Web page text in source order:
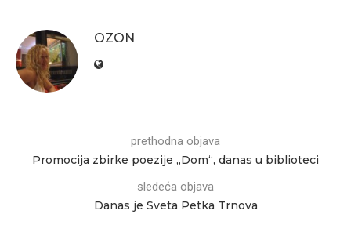
OZON
prethodna objava
Promocija zbirke poezije „Dom“, danas u biblioteci
sledeća objava
Danas je Sveta Petka Trnova